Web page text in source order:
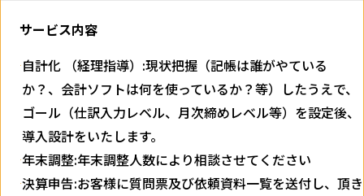
サービス内容
自計化 （経理指導）:現状把握（記帳は誰がやている
か？、会計ソフトは何を使っているか？等）したうえで、
ゴール（仕訳入力レベル、月次締めレベル等）を設定後、
導入設計をいたします。
年末調整:年末調整人数により相談させてください
決算申告:お客様に質問票及び依頼資料一覧を送付し、頂き